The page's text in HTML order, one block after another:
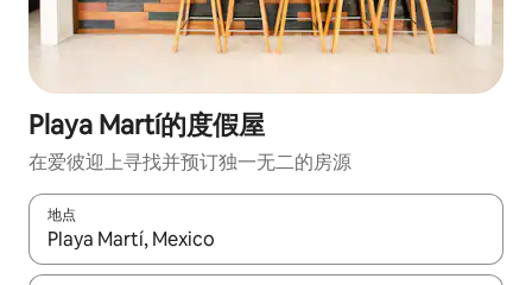
Playa Martí的度假屋
在爱彼迎上寻找并预订独一无二的房源
地点
如有搜索结果，请使用上下方向键查看，或通过点击或滑动手势